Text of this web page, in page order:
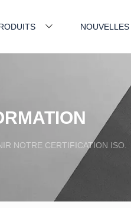
NOUVELLES
NOTRE CERTIFICATION ISO.